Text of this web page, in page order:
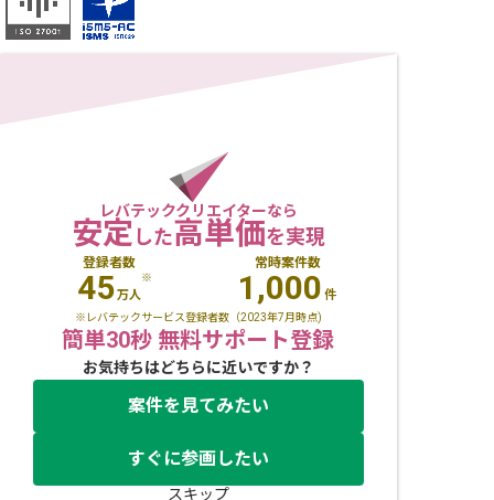
レバテッククリエイターなら
安定した高単価を実現
登録者数
45万人
※
常時案件数
1,000 件
※レバテックサービス登録者数（2023年7月時点)
簡単30秒 無料サポート登録
お気持ちはどちらに近いですか？
案件を見てみたい
すぐに参画したい
スキップ